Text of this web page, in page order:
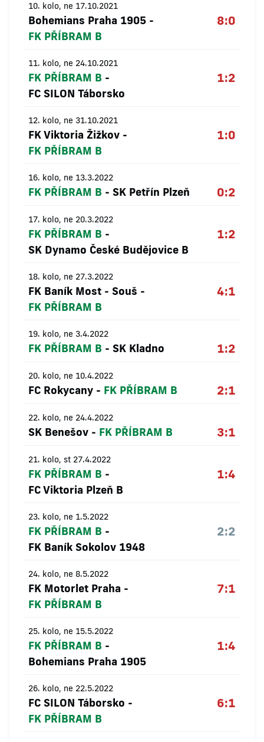
10. kolo, ne 17.10.2021
Bohemians Praha 1905 -
FK PŘÍBRAM B
8:0
11. kolo, ne 24.10.2021
FK PŘÍBRAM B -
FC SILON Táborsko
1:2
12. kolo, ne 31.10.2021
FK Viktoria Žižkov -
FK PŘÍBRAM B
1:0
16. kolo, ne 13.3.2022
FK PŘÍBRAM B - SK Petřín Plzeň 0:2
17. kolo, ne 20.3.2022
FK PŘÍBRAM B -
SK Dynamo České Budějovice B
1:2
18. kolo, ne 27.3.2022
FK Baník Most - Souš -
FK PŘÍBRAM B
4:1
19. kolo, ne 3.4.2022
FK PŘÍBRAM B - SK Kladno 1:2
20. kolo, ne 10.4.2022
FC Rokycany - FK PŘÍBRAM B 2:1
22. kolo, ne 24.4.2022
SK Benešov - FK PŘÍBRAM B 3:1
21. kolo, st 27.4.2022
FK PŘÍBRAM B -
FC Viktoria Plzeň B
1:4
23. kolo, ne 1.5.2022
FK PŘÍBRAM B -
FK Baník Sokolov 1948
2:2
24. kolo, ne 8.5.2022
FK Motorlet Praha -
FK PŘÍBRAM B
7:1
25. kolo, ne 15.5.2022
FK PŘÍBRAM B -
Bohemians Praha 1905
1:4
26. kolo, ne 22.5.2022
FC SILON Táborsko -
FK PŘÍBRAM B
6:1